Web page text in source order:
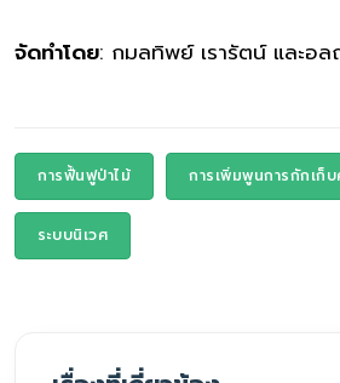
จัดทำโดย: กมลทิพย์ เรารัตน์ และอล
การฟื้นฟูป่าไม้ การเพิ่มพูนการกักเก็
ระบบนิเวศ